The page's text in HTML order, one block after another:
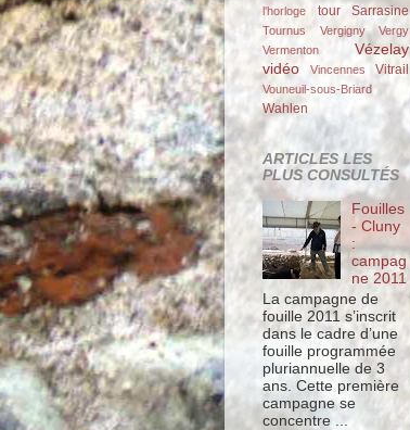
l'horloge
tour Sarrasine
Tournus Vergigny
Vergy
Vermenton
Vézelay
vidéo
Vincennes Vitrail
Vouneuil-sous-Briard
Wahlen
ARTICLES LES
PLUS CONSULTÉS
Fouilles
- Cluny
:
campag
ne 2011
La campagne de
fouille 2011 s’inscrit
dans le cadre d’une
fouille programmée
pluriannuelle de 3
ans. Cette première
campagne se
concentre ...